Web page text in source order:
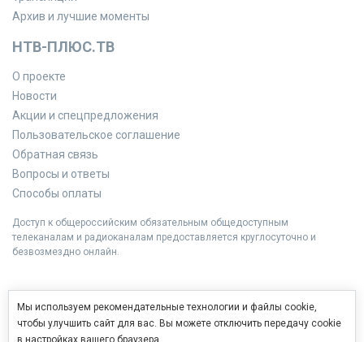
Архив и лучшие моменты
НТВ-ПЛЮС.ТВ
О проекте
Новости
Акции и спецпредложения
Пользовательское соглашение
Обратная связь
Вопросы и ответы
Способы оплаты
Доступ к общероссийским обязательным общедоступным
телеканалам и радиоканалам предоставляется круглосуточно и
безвозмездно онлайн.
Мы используем рекомендательные технологии и файлы cookie,
чтобы улучшить сайт для вас. Вы можете отключить передачу cookie
в настройках вашего браузера